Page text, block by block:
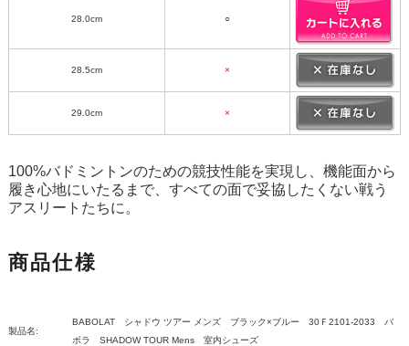
28.0cm ○
28.5cm ×
29.0cm ×
100%バドミントンのための競技性能を実現し、機能面から
履き心地にいたるまで、すべての面で妥協したくない戦う
アスリートたちに。
商品仕様
製品名:
BABOLAT シャドウ ツアー メンズ ブラック×ブルー 30Ｆ2101-2033 バ
ボラ SHADOW TOUR Mens 室内シューズ